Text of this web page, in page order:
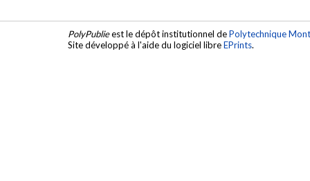
cutoff frequencies is studied, analyzed and
HSH are also investigated and their contribution
are explained.
PolyPublieest le dépôt institutionnel dePolytechnique
Site développé à l'aide du logiciel libreEPrints.